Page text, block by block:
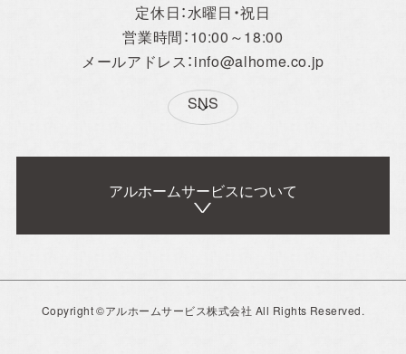
0120-06-3308
[営業時間]10:00～18:00
[定休日]水曜日・祝日
WEBでのお問い合わせ
定休日：水曜日・祝日
営業時間：10:00～18:00
メールアドレス：info@alhome.co.jp
SNS
アルホームサービス
[@alhome2001]
Simplenoteの
[simplenote ibaraki
アルホームサービスについて
Copyright ©アルホームサービス株式会社 All Rights Reserved.